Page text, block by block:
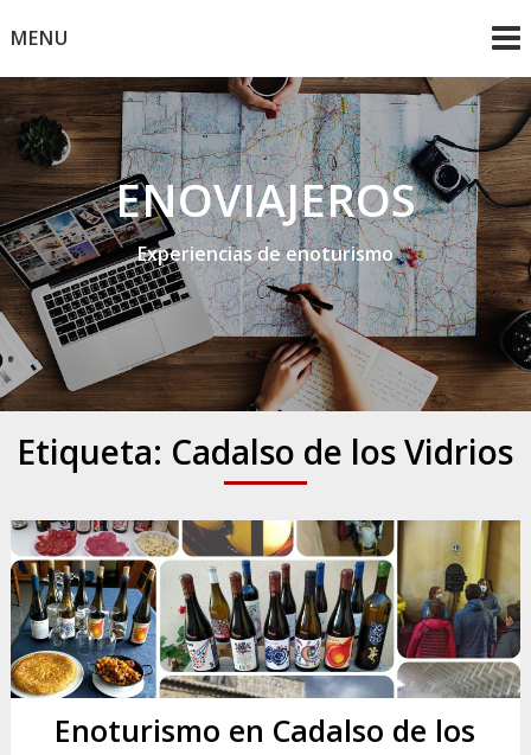
toMENU
ENOVIAJEROS
Experiencias de enoturismo
Etiqueta: Cadalso de los Vidrios
Enoturismo en Cadalso de los